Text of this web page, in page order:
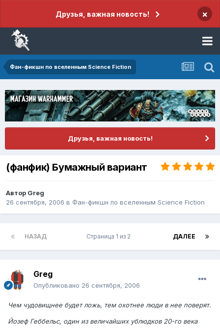
Друзья, важная новость! ×
Фан-фикшн по вселенным Science Fiction
Друзья, важная новость!
(фанфик) Бумажный вариант
Автор Greg
26 сентября, 2006 в Фан-фикшн по вселенным Science Fiction
НАЗАД ДАЛЕЕ
Страница 1 из 2
Greg
Опубликовано 26 сентября, 2006
Чем чудовищнее будет ложь, тем охотнее люди в нее поверят.
Йозеф Геббельс, один из величайших ублюдков 20-го века